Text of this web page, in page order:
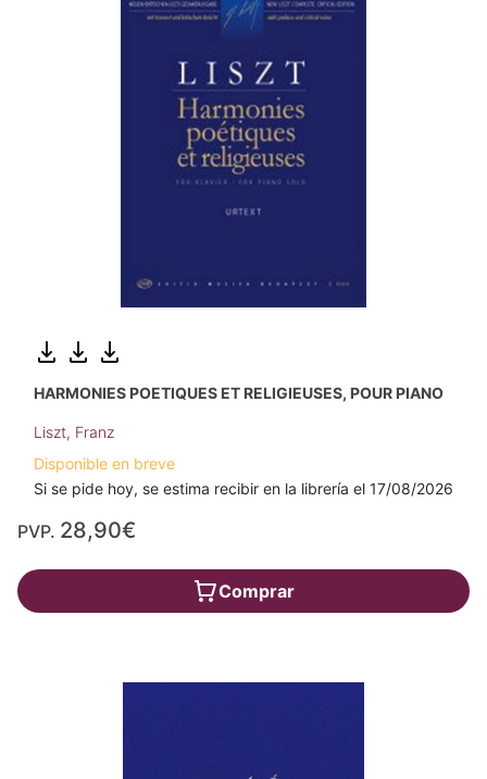
HARMONIES POETIQUES ET RELIGIEUSES, POUR PIANO
Liszt, Franz
Disponible en breve
Si se pide hoy, se estima recibir en la librería el 17/08/2026
PVP. 28,90€
Comprar